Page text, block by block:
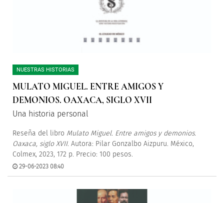
NUESTRAS HISTORIAS
MULATO MIGUEL. ENTRE AMIGOS Y
DEMONIOS. OAXACA, SIGLO XVII
Una historia personal
Reseña del libro Mulato Miguel. Entre amigos y demonios.
Oaxaca, siglo XVII. Autora: Pilar Gonzalbo Aizpuru. México,
Colmex, 2023, 172 p. Precio: 100 pesos.
29-06-2023 08:40